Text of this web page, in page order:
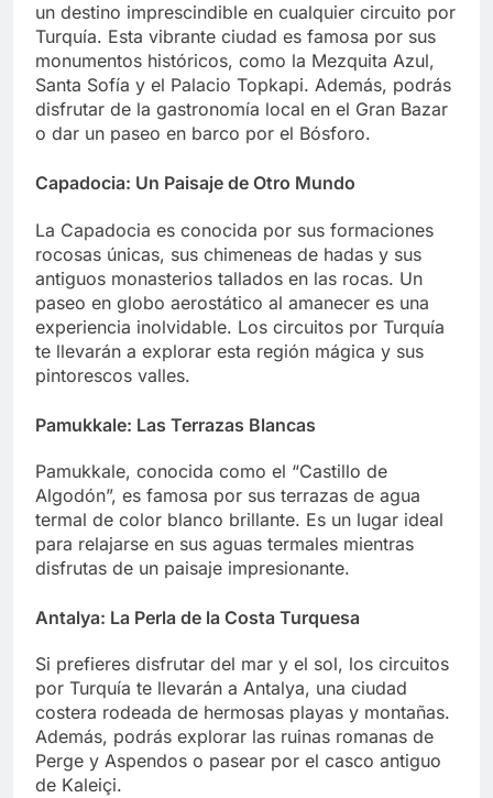
un destino imprescindible en cualquier circuito por
Turquía. Esta vibrante ciudad es famosa por sus
monumentos históricos, como la Mezquita Azul,
Santa Sofía y el Palacio Topkapi. Además, podrás
disfrutar de la gastronomía local en el Gran Bazar
o dar un paseo en barco por el Bósforo.
Capadocia: Un Paisaje de Otro Mundo
La Capadocia es conocida por sus formaciones
rocosas únicas, sus chimeneas de hadas y sus
antiguos monasterios tallados en las rocas. Un
paseo en globo aerostático al amanecer es una
experiencia inolvidable. Los circuitos por Turquía
te llevarán a explorar esta región mágica y sus
pintorescos valles.
Pamukkale: Las Terrazas Blancas
Pamukkale, conocida como el “Castillo de
Algodón”, es famosa por sus terrazas de agua
termal de color blanco brillante. Es un lugar ideal
para relajarse en sus aguas termales mientras
disfrutas de un paisaje impresionante.
Antalya: La Perla de la Costa Turquesa
Si prefieres disfrutar del mar y el sol, los circuitos
por Turquía te llevarán a Antalya, una ciudad
costera rodeada de hermosas playas y montañas.
Además, podrás explorar las ruinas romanas de
Perge y Aspendos o pasear por el casco antiguo
de Kaleiçi.